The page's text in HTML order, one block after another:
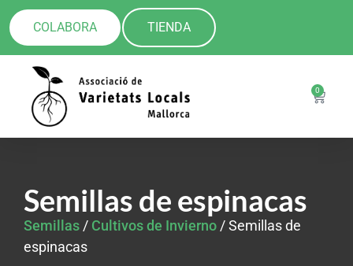
COLABORA TIENDA
0
Semillas de espinacas
Semillas / Cultivos de Invierno / Semillas de
espinacas